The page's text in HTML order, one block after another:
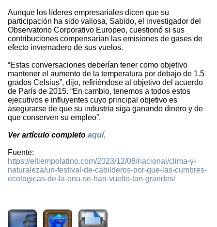
Aunque los líderes empresariales dicen que su
participación ha sido valiosa, Sabido, el investigador del
Observatorio Corporativo Europeo, cuestionó si sus
contribuciones compensarían las emisiones de gases de
efecto invernadero de sus vuelos.
“Estas conversaciones deberían tener como objetivo
mantener el aumento de la temperatura por debajo de 1.5
grados Celsius”, dijo, refiriéndose al objetivo del acuerdo
de París de 2015. “En cambio, tenemos a todos estos
ejecutivos e influyentes cuyo principal objetivo es
asegurarse de que su industria siga ganando dinero y de
que conserven su empleo”.
Ver artículo completo aquí.
Fuente:
https://eltiempolatino.com/2023/12/08/nacional/clima-y-
naturaleza/un-festival-de-cabilderos-por-que-las-cumbres-
ecologicas-de-la-onu-se-han-vuelto-tan-grandes/